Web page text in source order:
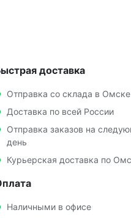
доставка
Отправка со склада в Омске
Доставка по всей России
Отправка заказов на
день
Курьерская доставка по
Наличными в офисе